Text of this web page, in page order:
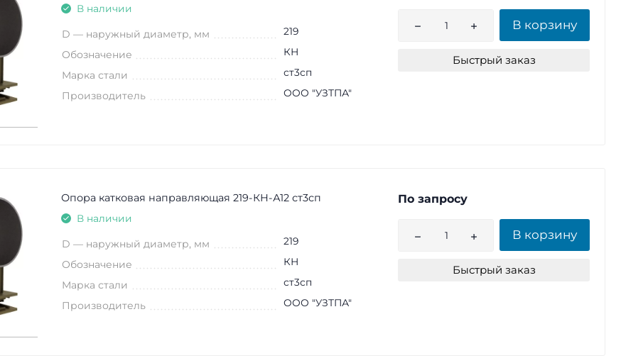
В наличии
D — наружный диаметр, мм 219
Обозначение КН
Марка стали ст3сп
Производитель ООО "УЗТПА"
В корзину
Быстрый заказ
Опора катковая направляющая 219-КН-А12 ст3сп
В наличии
D — наружный диаметр, мм 219
Обозначение КН
Марка стали ст3сп
Производитель ООО "УЗТПА"
По запросу
В корзину
Быстрый заказ